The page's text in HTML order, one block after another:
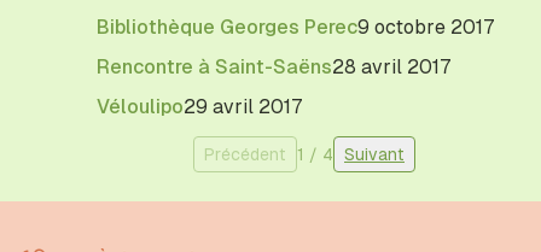
Bibliothèque Georges Perec9 octobre 2017
Rencontre à Saint-Saëns28 avril 2017
Véloulipo29 avril 2017
Précédent 1 / 4 Suivant